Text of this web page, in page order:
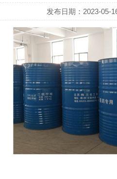
发布日期：2023-05-